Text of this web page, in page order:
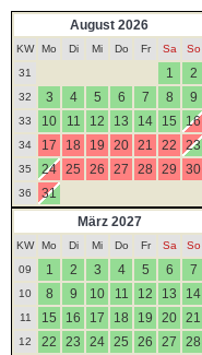
August 2026
KW Mo Di Mi Do Fr Sa
So
31
1 2
32 3 4 5 6 7 8 9
33 10 11 12 13 14 15 16
34 17 18 19 20 21 22 23
35 24 25 26 27 28 29 30
36 31
März 2027
KW Mo Di Mi Do Fr Sa
So
09
1 2 3 4 5 6 7
10 8 9 10 11 12 13 14
11 15 16 17 18 19 20 21
12 22 23 24 25 26 27 28